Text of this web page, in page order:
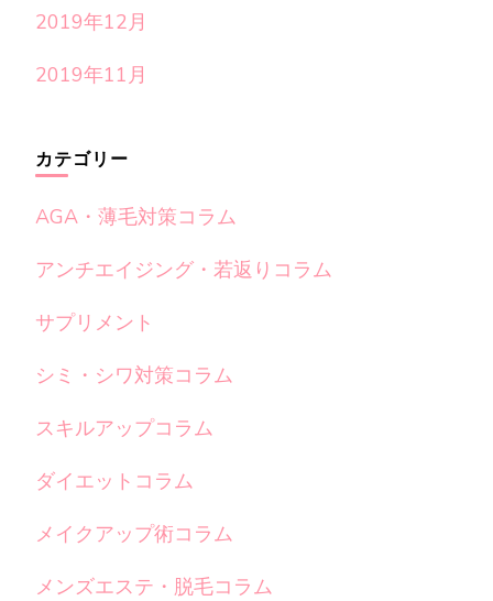
2019年12月
2019年11月
カテゴリー
AGA・薄毛対策コラム
アンチエイジング・若返りコラム
サプリメント
シミ・シワ対策コラム
スキルアップコラム
ダイエットコラム
メイクアップ術コラム
メンズエステ・脱毛コラム